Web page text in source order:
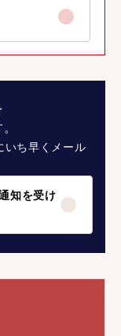
いち早くメール
知を受け